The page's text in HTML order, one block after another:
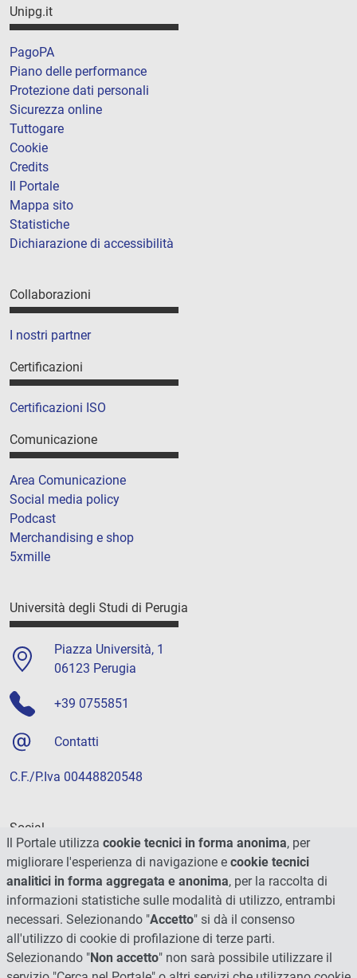
Unipg.it
PagoPA
Piano delle performance
Protezione dati personali
Sicurezza online
Tuttogare
Cookie
Credits
Il Portale
Mappa sito
Statistiche
Dichiarazione di accessibilità
Collaborazioni
I nostri partner
Certificazioni
Certificazioni ISO
Comunicazione
Area Comunicazione
Social media policy
Podcast
Merchandising e shop
5xmille
Università degli Studi di Perugia
Piazza Università, 1
06123 Perugia
+39 0755851
Contatti
C.F./P.Iva 00448820548
Social
Il Portale utilizza cookie tecnici in forma anonima, per
migliorare l'esperienza di navigazione e cookie tecnici
analitici in forma aggregata e anonima, per la raccolta di
informazioni statistiche sulle modalità di utilizzo, entrambi
necessari. Selezionando "Accetto" si dà il consenso
all'utilizzo di cookie di profilazione di terze parti.
Selezionando "Non accetto" non sarà possibile utilizzare il